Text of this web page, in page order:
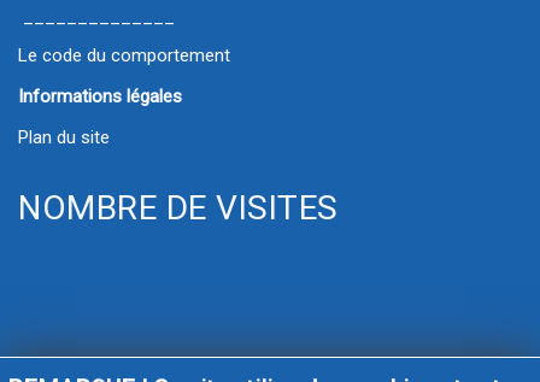
Le code du comportement
Informations légales
Plan du site
NOMBRE DE VISITES